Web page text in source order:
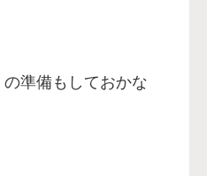
の準備もしておかな